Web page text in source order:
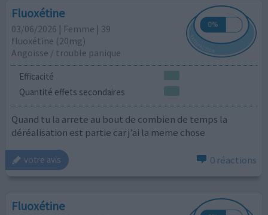
Fluoxétine
03/06/2026 | Femme | 39
fluoxétine (20mg)
Angoisse / trouble panique
Efficacité
Quantité effets secondaires
Quand tu la arrete au bout de combien de temps la
déréalisation est partie car j’ai la meme chose
votre avis 0 réactions
Fluoxétine